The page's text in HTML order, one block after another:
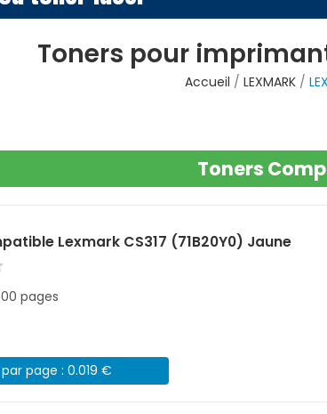
Toners pour
Accueil LEXMARK
Toners
Lexmark CS317 (71B20Y0) Jaune
pages
par page : 0.019 €